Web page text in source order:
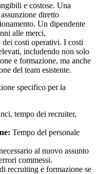
e costose. Una
diretto
Un dipendente
alle merci,
costi operativi. I costi
includendo non solo
e formazione, ma anche
del team esistente.
specifico per la
tempo dei recruiter,
Tempo del personale
al nuovo assunto
commessi.
recruiting e formazione se